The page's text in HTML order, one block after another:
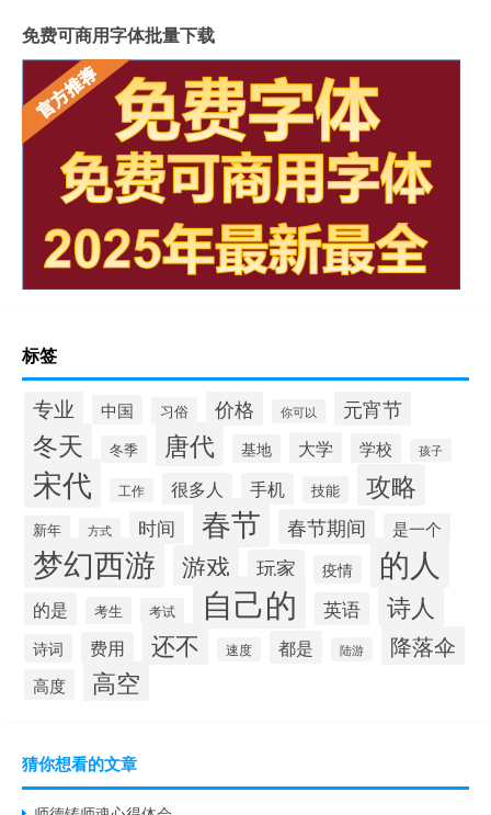
免费可商用字体批量下载
标签
专业 中国 习俗 价格 你可以 元宵节
冬天 冬季 唐代 基地 大学 学校 孩子
宋代 工作 很多人 手机 技能 攻略
新年 方式 时间 春节 春节期间 是一个
梦幻西游 游戏 玩家 疫情 的人
的是 考生 考试 自己的 英语 诗人
诗词 费用 还不 速度 都是 陆游 降落伞
高度 高空
猜你想看的文章